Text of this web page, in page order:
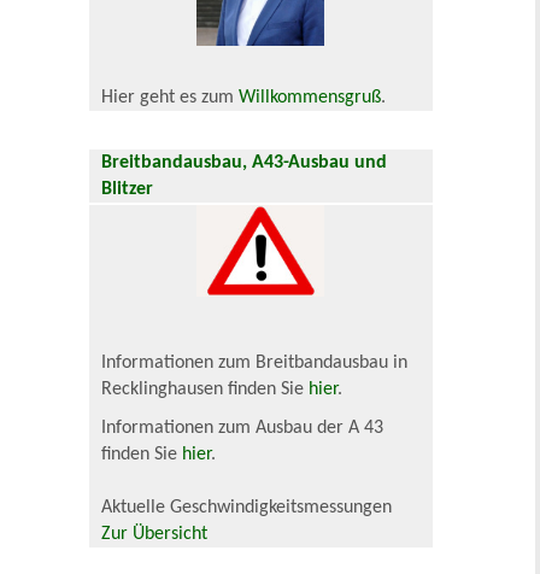
Hier geht es zumWillkommensgruß.
Breitbandausbau, A43-Ausbau und
Blitzer
Informationen zum Breitbandausbau in
Recklinghausen finden Sie hier.
Informationen zum Ausbau der A 43
finden Sie hier.
Aktuelle Geschwindigkeitsmessungen
Zur Übersicht